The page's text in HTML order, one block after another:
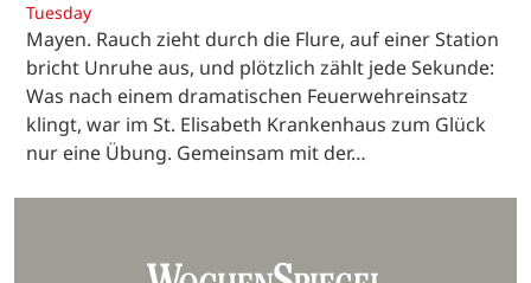
Tuesday
Mayen. Rauch zieht durch die Flure, auf einer Station
bricht Unruhe aus, und plötzlich zählt jede Sekunde:
Was nach einem dramatischen Feuerwehreinsatz
klingt, war im St. Elisabeth Krankenhaus zum Glück
nur eine Übung. Gemeinsam mit der…